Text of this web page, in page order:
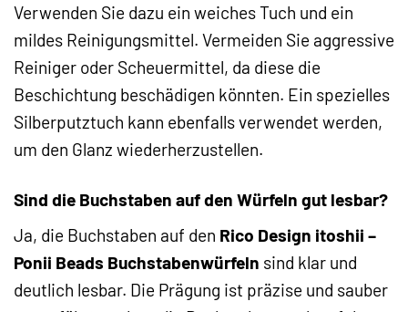
Verwenden Sie dazu ein weiches Tuch und ein
mildes Reinigungsmittel. Vermeiden Sie aggressive
Reiniger oder Scheuermittel, da diese die
Beschichtung beschädigen könnten. Ein spezielles
Silberputztuch kann ebenfalls verwendet werden,
um den Glanz wiederherzustellen.
Sind die Buchstaben auf den Würfeln gut lesbar?
Ja, die Buchstaben auf den Rico Design itoshii –
Ponii Beads Buchstabenwürfeln sind klar und
deutlich lesbar. Die Prägung ist präzise und sauber